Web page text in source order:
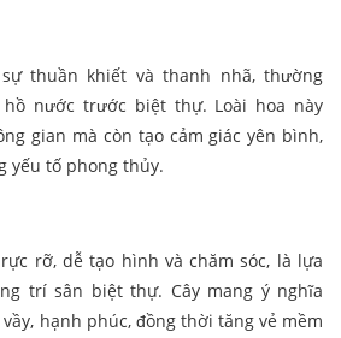
thuần khiết và thanh nhã, thường
nước trước biệt thự. Loài hoa này
gian mà còn tạo cảm giác yên bình,
yếu tố phong thủy.
rỡ, dễ tạo hình và chăm sóc, là lựa
trí sân biệt thự. Cây mang ý nghĩa
hạnh phúc, đồng thời tăng vẻ mềm